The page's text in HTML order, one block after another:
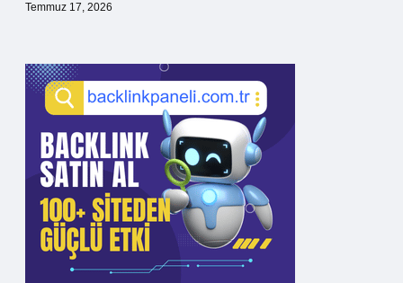
Temmuz 17, 2026